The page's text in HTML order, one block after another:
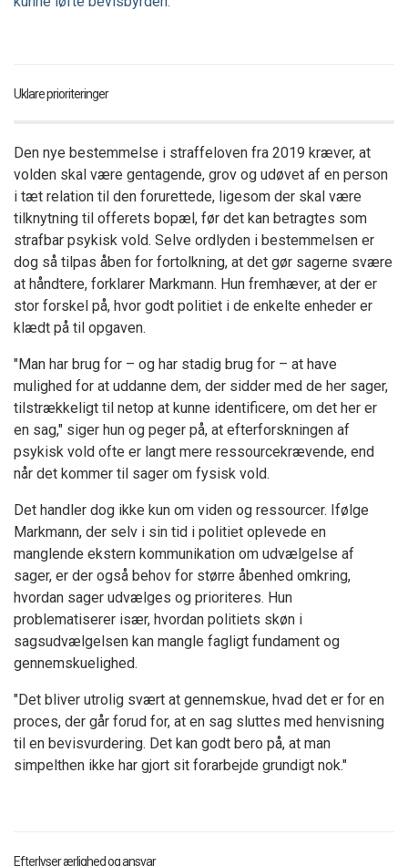
Uklare prioriteringer
Den nye bestemmelse i straffeloven fra 2019 kræver, at
volden skal være gentagende, grov og udøvet af en person
i tæt relation til den forurettede, ligesom der skal være
tilknytning til offerets bopæl, før det kan betragtes som
strafbar psykisk vold. Selve ordlyden i bestemmelsen er
dog så tilpas åben for fortolkning, at det gør sagerne svære
at håndtere, forklarer Markmann. Hun fremhæver, at der er
stor forskel på, hvor godt politiet i de enkelte enheder er
klædt på til opgaven.
"Man har brug for – og har stadig brug for – at have
mulighed for at uddanne dem, der sidder med de her sager,
tilstrækkeligt til netop at kunne identificere, om det her er
en sag," siger hun og peger på, at efterforskningen af
psykisk vold ofte er langt mere ressourcekrævende, end
når det kommer til sager om fysisk vold.
Det handler dog ikke kun om viden og ressourcer. Ifølge
Markmann, der selv i sin tid i politiet oplevede en
manglende ekstern kommunikation om udvælgelse af
sager, er der også behov for større åbenhed omkring,
hvordan sager udvælges og prioriteres. Hun
problematiserer især, hvordan politiets skøn i
sagsudvælgelsen kan mangle fagligt fundament og
gennemskuelighed.
"Det bliver utrolig svært at gennemskue, hvad det er for en
proces, der går forud for, at en sag sluttes med henvisning
til en bevisvurdering. Det kan godt bero på, at man
simpelthen ikke har gjort sit forarbejde grundigt nok."
Efterlyser ærlighed og ansvar